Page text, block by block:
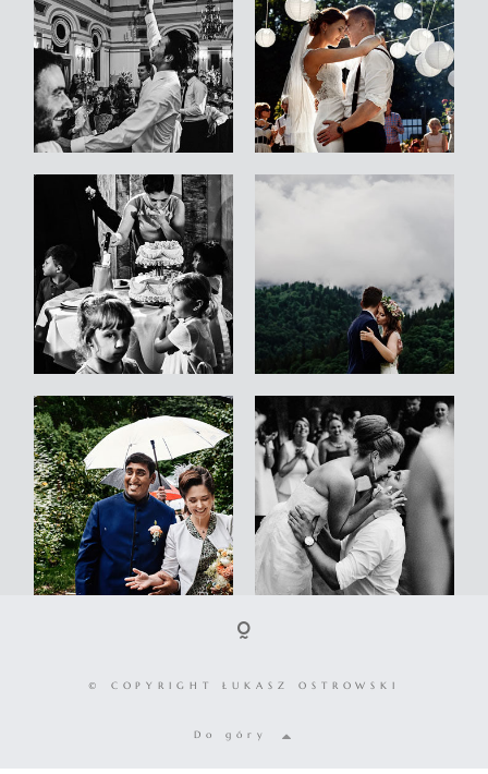
© COPYRIGHT ŁUKASZ OSTROWSKI
© COPYRIGHT ŁUKASZ OSTROWSKI
Do góry